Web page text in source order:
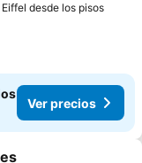
desde los pisos
Ver precios